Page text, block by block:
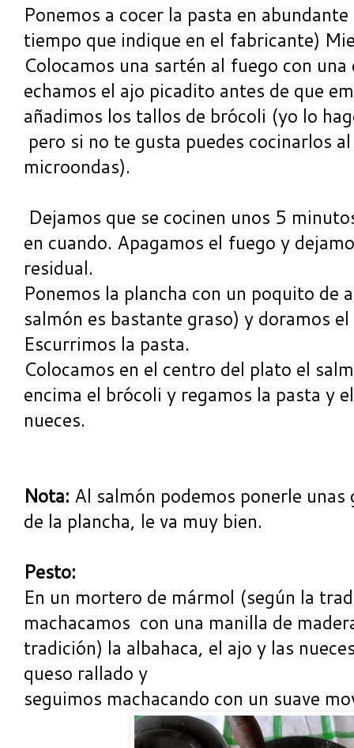
Ponemos a cocer la pasta en
tiempo que indique en el fabricante)
Colocamos una sartén al fuego con una
echamos el ajo picadito antes de que
añadimos los tallos de brócoli (yo lo
pero si no te gusta puedes cocinarlos
microondas).
Dejamos que se cocinen unos 5
en cuando. Apagamos el fuego y
residual.
Ponemos la plancha con un poquito de
salmón es bastante graso) y doramos
Escurrimos la pasta.
Colocamos en el centro del plato el
encima el brócoli y regamos la pasta y
nueces.
Nota: Al salmón podemos ponerle
de la plancha, le va muy bien.
Pesto:
En un mortero de mármol (según la
machacamos con una manilla de
tradición) la albahaca, el ajo y las
queso rallado y
seguimos machacando con un suave